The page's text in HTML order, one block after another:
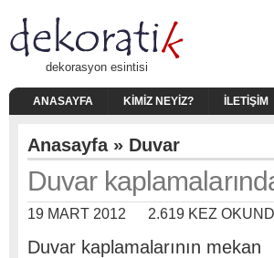
dekorasyon esintisi
ANASAYFA KIMIZ NEYIZ? İLETIŞIM
Anasayfa» Duvar
Duvar
19 MART 2012 2.619 KEZ
Duvar kaplamalarının mekan